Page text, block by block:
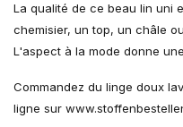
La qualité de ce beau lin uni
chemisier, un top, un châle
L'aspect à la mode donne
Commandez du linge doux
ligne sur